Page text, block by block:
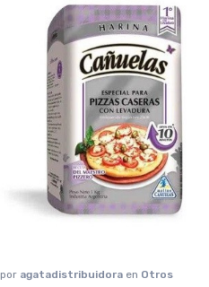
por agatadistribuidora en Otros